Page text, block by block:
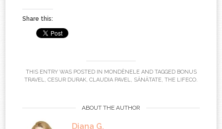
Share this:
THIS ENTRY WAS POSTED IN MONDÈNELEAND TAGGED BONUS
TRAVEL, CESUR DURAK, CLAUDIA PAVEL, SĂNĂTATE, THE LIFECO.
ABOUT THE AUTHOR
Diana G.